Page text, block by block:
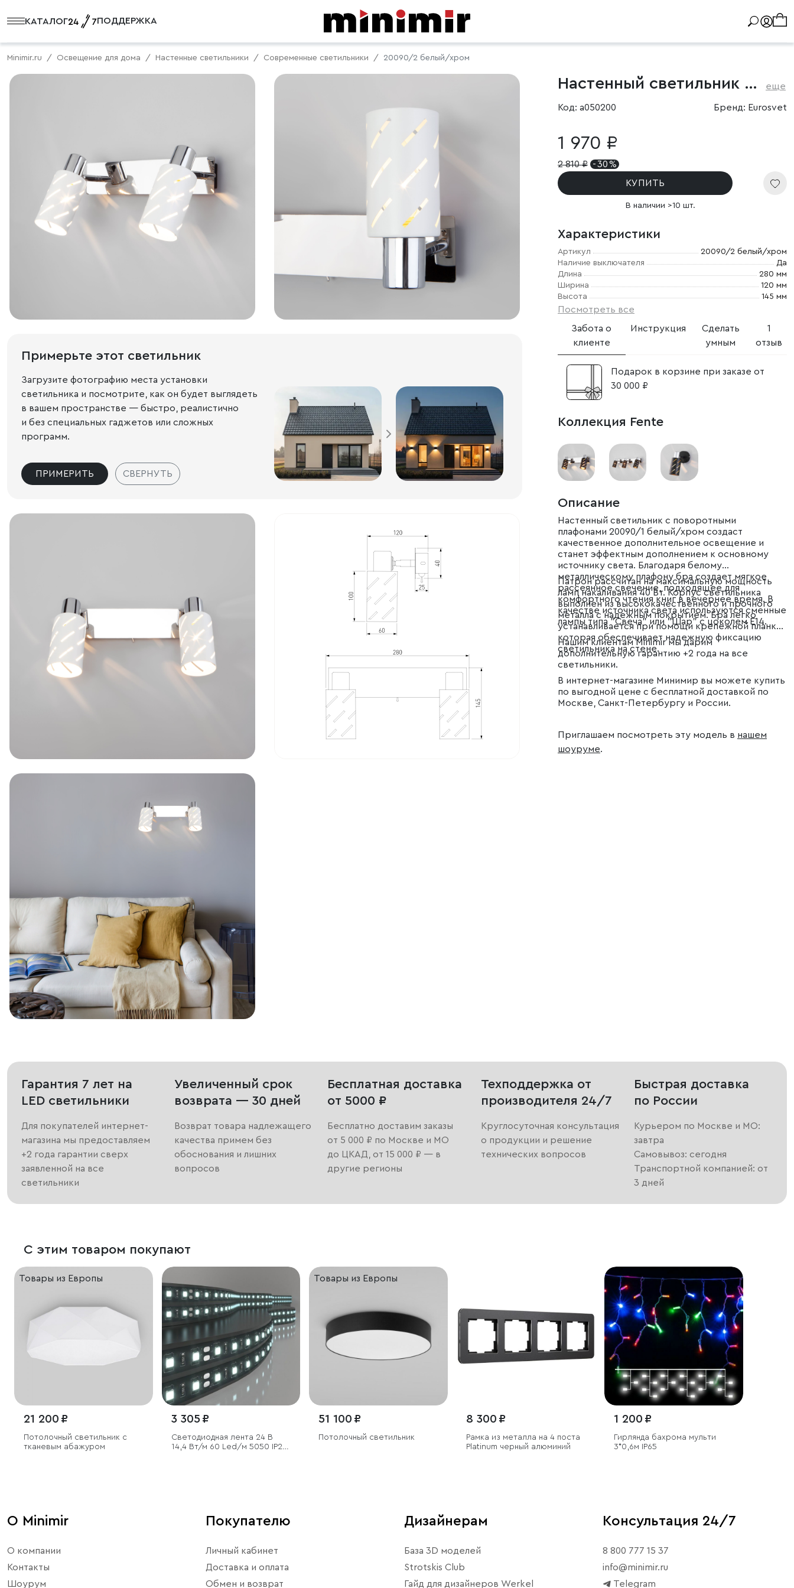
КАТАЛОГ ПОДДЕРЖКА
Minimir.ru Освещение для дома Настенные светильники Современные светильники 20090/2 белый/хром
Примерьте этот светильник
Загрузите фотографию места установки
светильника и посмотрите, как он будет выглядеть
в вашем пространстве — быстро, реалистично
и без специальных гаджетов или сложных
программ.
ПРИМЕРИТЬ СВЕРНУТЬ
Настенный светильник с поворотными плафонами еще
Код: a050200 Бренд: Eurosvet
1 970 ₽
2 810₽ - 30 %
КУПИТЬ
В наличии >10 шт.
Характеристики
Артикул
20090/2 белый/хром
Наличие выключателя
Да
Длина
280 мм
Ширина
120 мм
Высота
145 мм
Посмотреть все
Забота о
клиенте
Инструкция
Сделать
умным
1
отзыв
Подарок в корзине при заказе от
30 000 ₽
Коллекция Fente
Описание
Настенный светильник с поворотными
плафонами 20090/1 белый/хром создаст
качественное дополнительное освещение и
станет эффектным дополнением к основному
источнику света. Благодаря белому
металлическому плафону бра создает мягкое
рассеянное свечение, подходящее для
комфортного чтения книг в вечернее время. В
качестве источника света используются сменные
лампы типа "Свеча" или "Шар" с цоколем E14.
Патрон рассчитан на максимальную мощность
ламп накаливания 40 Вт. Корпус светильника
выполнен из высококачественного и прочного
металла с надежным покрытием. Бра легко
устанавливается при помощи крепежной планки,
которая обеспечивает надежную фиксацию
светильника на стене.
Нашим клиентам Minimir мы дарим
дополнительную гарантию +2 года на все
светильники.
В интернет-магазине Минимир вы можете купить
по выгодной цене с бесплатной доставкой по
Москве, Санкт-Петербургу и России.
Приглашаем посмотреть эту модель в нашем
шоуруме.
Гарантия 7 лет на
LED светильники
Для покупателей интернет-
магазина мы предоставляем
+2 года гарантии сверх
заявленной на все
светильники
Увеличенный срок
возврата — 30 дней
Возврат товара надлежащего
качества примем без
обоснования и лишних
вопросов
Бесплатная доставка
от 5000 ₽
Бесплатно доставим заказы
от 5 000 ₽ по Москве и МО
до ЦКАД, от 15 000 ₽ — в
другие регионы
Техподдержка от
производителя 24/7
Круглосуточная консультация
о продукции и решение
технических вопросов
Быстрая доставка
по России
Курьером по Москве и МО:
завтра
Самовывоз: сегодня
Транспортной компанией: от
3 дней
С этим товаром покупают
Товары из Европы
21 200 ₽
Потолочный светильник с
тканевым абажуром
3 305 ₽
Светодиодная лента 24 В
14,4 Вт/м 60 Led/м 5050 IP20,
Товары из Европы
51 100 ₽
Потолочный светильник
8 300 ₽
Рамка из металла на 4 поста
Platinum черный алюминий
1 200 ₽
Гирлянда бахрома мульти
3*0,6м IP65
О Minimir
О компании
Контакты
Шоурум
Покупателю
Личный кабинет
Доставка и оплата
Обмен и возврат
Дизайнерам
База 3D моделей
Strotskis Club
Гайд для дизайнеров Werkel
Консультация 24/7
8 800 777 15 37
info@minimir.ru
Telegram